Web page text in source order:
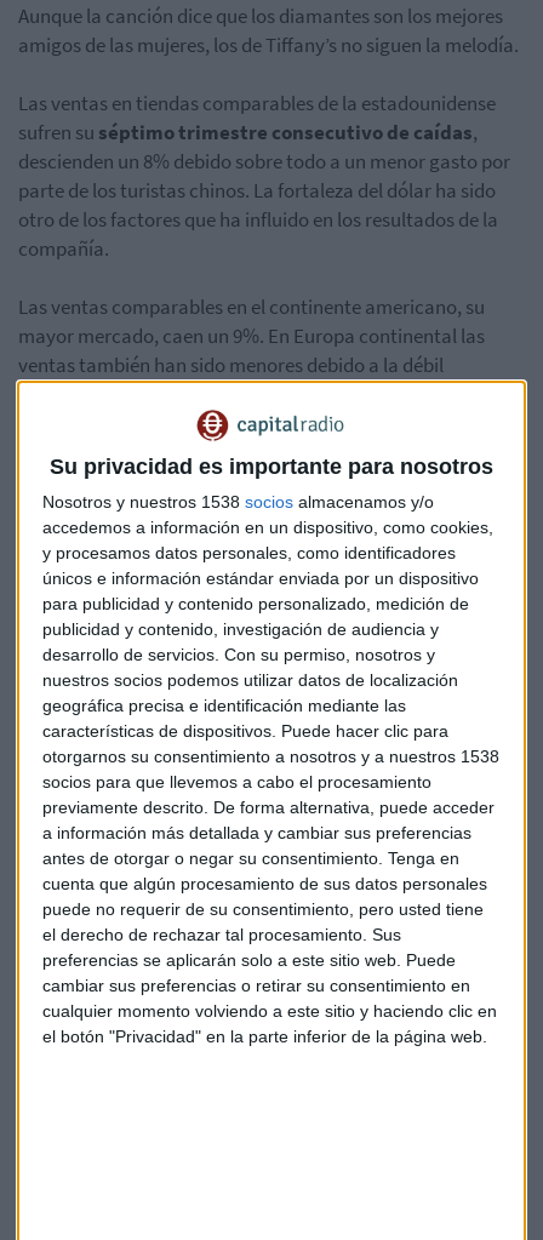
Su privacidad es importante para nosotros
Nosotros y nuestros 1538 socios almacenamos y/o
accedemos a información en un dispositivo, como cookies,
y procesamos datos personales, como identificadores
únicos e información estándar enviada por un dispositivo
para publicidad y contenido personalizado, medición de
publicidad y contenido, investigación de audiencia y
desarrollo de servicios. Con su permiso, nosotros y
nuestros socios podemos utilizar datos de localización
geográfica precisa e identificación mediante las
características de dispositivos. Puede hacer clic para
otorgarnos su consentimiento a nosotros y a nuestros 1538
socios para que llevemos a cabo el procesamiento
previamente descrito. De forma alternativa, puede acceder
a información más detallada y cambiar sus preferencias
antes de otorgar o negar su consentimiento. Tenga en
cuenta que algún procesamiento de sus datos personales
puede no requerir de su consentimiento, pero usted tiene
el derecho de rechazar tal procesamiento. Sus
preferencias se aplicarán solo a este sitio web. Puede
cambiar sus preferencias o retirar su consentimiento en
cualquier momento volviendo a este sitio y haciendo clic en
el botón "Privacidad" en la parte inferior de la página web.
Aunque la canción dice que los diamantes son los mejores
amigos de las mujeres, los de Tiffany’s no siguen la melodía.
Las ventas en tiendas comparables de la estadounidense
sufren su séptimo trimestre consecutivo de caídas,
descienden un 8% debido sobre todo a un menor gasto por
parte de los turistas chinos. La fortaleza del dólar ha sido
otro de los factores que ha influido en los resultados de la
compañía.
Las ventas comparables en el continente americano, su
mayor mercado, caen un 9%. En Europa continental las
ventas también han sido menores debido a la débil
demanda de los consumidores locales y los turistas
extranjeros, aunque en Reino Unido han sido mejores de lo
Las ventas totales de Tiffany’s han caído un 5’9% hasta los
931’6 millones de dólares en el trimestre.
Sin embargo, elbeneficio neto de la compañía sube
hasta los 105’7 millones de dólares, en comparación con
los 104’9 millones del mismo periodo del año anterior.
China Ventas Resultados Beneficio
Diamantes Tiffany\'s
Suscríbete a nuestros boletines
Te enviaremos las noticias más importantes del día